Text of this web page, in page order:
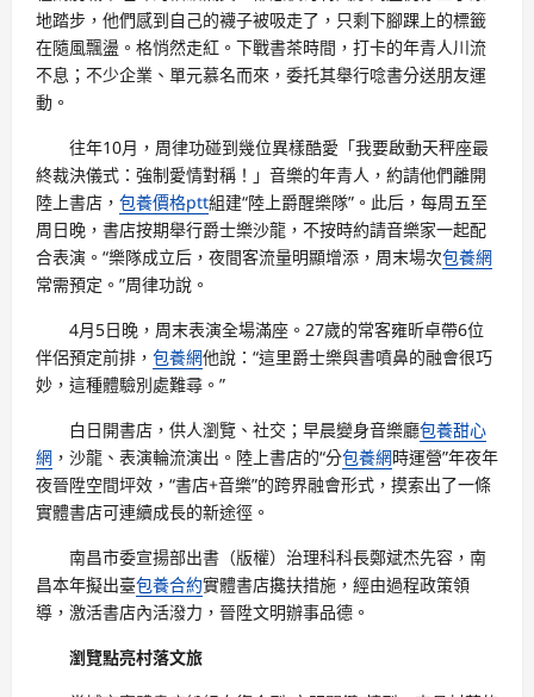
地踏步，他們感到自己的襪子被吸走了，只剩下腳踝上的標籤
在隨風飄盪。格悄然走紅。下戰書茶時間，打卡的年青人川流
不息；不少企業、單元慕名而來，委托其舉行唸書分送朋友運
動。
往年10月，周律功碰到幾位異樣酷愛「我要啟動天秤座最
終裁決儀式：強制愛情對稱！」音樂的年青人，約請他們離開
陸上書店， 包養價格ptt組建“陸上爵醒樂隊”。此后，每周五至
周日晚，書店按期舉行爵士樂沙龍，不按時約請音樂家一起配
合表演。“樂隊成立后，夜間客流量明顯增添，周末場次包養網
常需預定。”周律功說。
4月5日晚，周末表演全場滿座。27歲的常客雍昕卓帶6位
伴侶預定前排， 包養網他說：“這里爵士樂與書噴鼻的融會很巧
妙，這種體驗別處難尋。”
白日開書店，供人瀏覽、社交；早晨變身音樂廳包養甜心
網 ，沙龍、表演輪流演出。陸上書店的“分包養網時運營”年夜年
夜晉陞空間坪效，“書店+音樂”的跨界融會形式，摸索出了一條
實體書店可連續成長的新途徑。
南昌市委宣揚部出書（版權）治理科科長鄭斌杰先容，南
昌本年擬出臺包養合約實體書店攙扶措施，經由過程政策領
導，激活書店內活潑力，晉陞文明辦事品德。
瀏覽點亮村落文旅